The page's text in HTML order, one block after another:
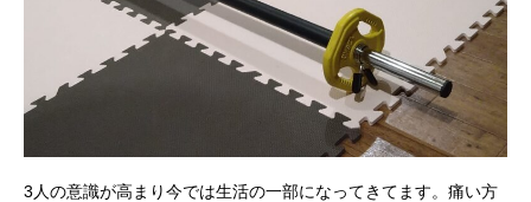
3人の意識が高まり今では生活の一部になってきてます。痛い方